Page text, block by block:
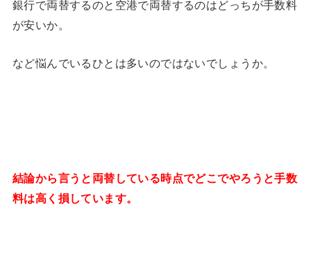
銀行で両替するのと空港で両替するのはどっちが手数料
が安いか。
など悩んでいるひとは多いのではないでしょうか。
結論から言うと両替している時点でどこでやろうと手数
料は高く損しています。